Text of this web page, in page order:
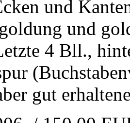
und
und
4 Bll.,
gut